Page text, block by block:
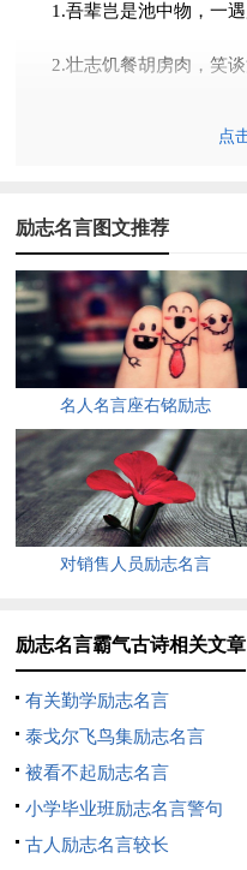
1.吾辈岂是池中物，一遇
2.壮志饥餐胡虏肉，笑谈
3.宁做真小人，不做伪君
5.人生自古谁无死，留取
6.对酒当歌，人生几何。
7.世人笑我太疯癫，我笑
8.大鹏一日同风起，扶摇
9.上邪，我欲与君相知，
冬雷震震，夏雨雪，天地合
10.四海翻腾云水路，五
12.三春白雪归青冢，万里
13.我本楚狂人，凤歌笑
14.别人笑我忒疯癫，我
15.一门七进士，父子三
16.会挽雕弓如满月，西
点
励志名言图文推荐
名人名言座右铭励志
对销售人员励志名言
励志名言霸气古诗相关文章
有关勤学励志名言
泰戈尔飞鸟集励志名言
被看不起励志名言
小学毕业班励志名言警句
古人励志名言较长